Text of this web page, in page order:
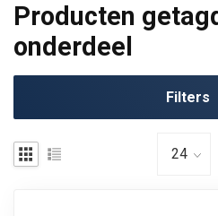
Producten
onderdeel
Filters